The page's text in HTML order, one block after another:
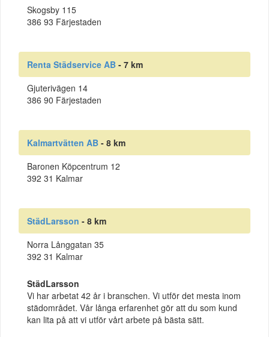
Skogsby 115
386 93 Färjestaden
Renta Städservice AB - 7 km
Gjuterivägen 14
386 90 Färjestaden
Kalmartvätten AB - 8 km
Baronen Köpcentrum 12
392 31 Kalmar
StädLarsson - 8 km
Norra Långgatan 35
392 31 Kalmar
StädLarsson
Vi har arbetat 42 år i branschen. Vi utför det mesta inom
städområdet. Vår långa erfarenhet gör att du som kund
kan lita på att vi utför vårt arbete på bästa sätt.